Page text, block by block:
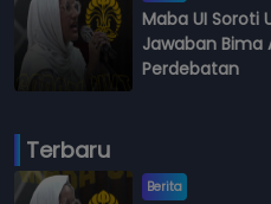
Maba UI Soroti
Jawaban Bima
Perdebatan
Terbaru
Berita